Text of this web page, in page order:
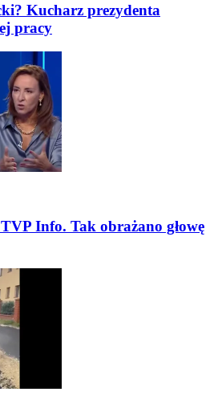
Kucharz prezydenta
pracy
Info. Tak obrażano głowę